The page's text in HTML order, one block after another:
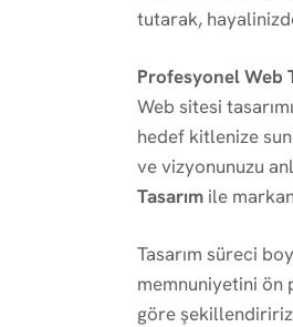
tutarak,
Profesyonel Web
Web sitesi
hedef kitlenize
ve vizyonunuzu
Tasarım ile
Tasarım süreci
memnuniyetini ön
göre